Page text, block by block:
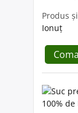
Produs
Ionuț